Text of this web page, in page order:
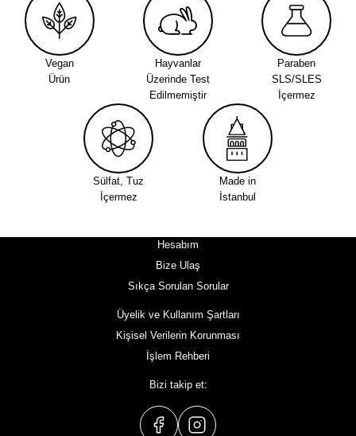
Vegan
Ürün
Hayvanlar
Üzerinde Test
Edilmemiştir
Paraben
SLS/SLES
İçermez
Sülfat, Tuz
İçermez
Made in
İstanbul
Hesabım
Bize Ulaş
Sıkça Sorulan Sorular
Üyelik ve Kullanım Şartları
Kişisel Verilerin Korunması
İşlem Rehberi
Bizi takip et: